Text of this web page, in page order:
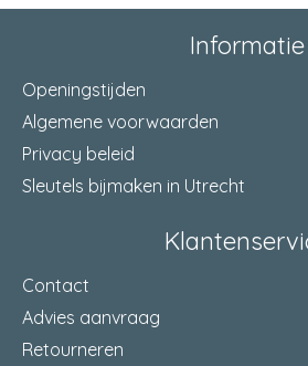
Informatie
Openingstijden
Algemene voorwaarden
Privacy beleid
Sleutels bijmaken in Utrecht
Contact
Advies aanvraag
Retourneren